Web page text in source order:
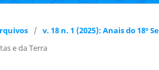
/ v. 18 n. 1 (2025): Anais do
e da Terra